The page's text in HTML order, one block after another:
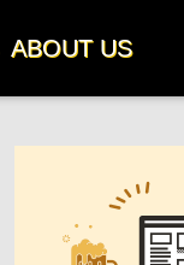
ABOUT US